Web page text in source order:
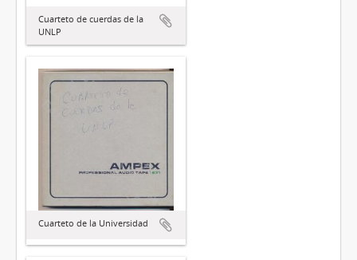
Cuarteto de cuerdas de la
UNLP
Cuarteto de la Universidad